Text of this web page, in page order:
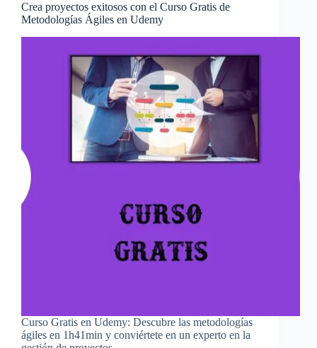
Crea proyectos exitosos con el Curso Gratis de
Metodologías Ágiles en Udemy
Curso Gratis en Udemy: Descubre las metodologías
ágiles en 1h41min y conviértete en un experto en la